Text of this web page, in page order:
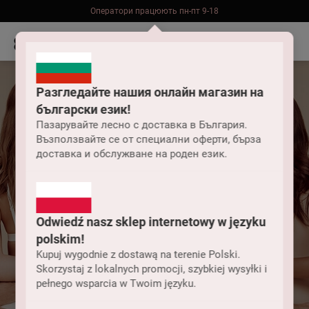
Разгледайте нашия онлайн магазин на
български език!
Пазарувайте лесно с доставка в България.
Възползвайте се от специални оферти, бърза
доставка и обслужване на роден език.
Odwiedź nasz sklep internetowy w języku
polskim!
Kupuj wygodnie z dostawą na terenie Polski.
Skorzystaj z lokalnych promocji, szybkiej wysyłki i
pełnego wsparcia w Twoim języku.
Оператори працюють пн-пт 9-18
Безкоштовна доставка до складу НП замовлень від 2000 грн
Чи можна замовити
продукцію Anabel
Arto онлайн?